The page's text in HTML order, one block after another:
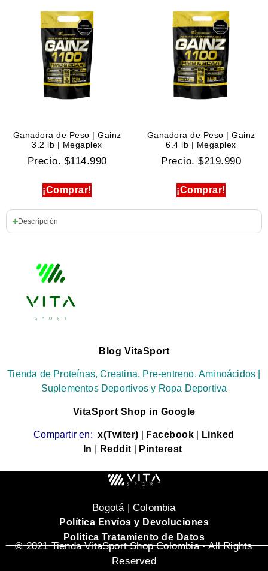
Ganadora de Peso | Gainz
3.2 lb | Megaplex
Precio. $114.990
¡Comprar!
Ganadora de Peso | Gainz
6.4 lb | Megaplex
Precio. $219.990
¡Comprar!
Descripción
Blog VitaSport
Tienda de Proteínas, Creatina, Pre-entreno, Aminoácidos |
Suplementos Deportivos y Ropa Deportiva
VitaSport Shop in Google
Compartir en: x(Twiter) Facebook
Linked
In
Reddit Pinterest
Bogotá | Colombia
Política Envíos y Devoluciones
Política Tratamiento de Datos
© 2021 Tienda VitaSport Shop Colombia • All Rights
Reserved